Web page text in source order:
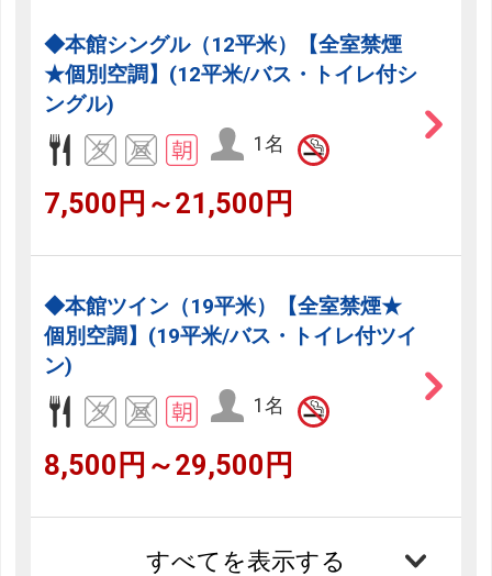
◆本館シングル（12平米）【全室禁煙
★個別空調】(12平米/バス・トイレ付シ
ングル)
1名
7,500円～21,500円
◆本館ツイン（19平米）【全室禁煙★
個別空調】(19平米/バス・トイレ付ツイ
ン)
1名
8,500円～29,500円
すべてを表示する